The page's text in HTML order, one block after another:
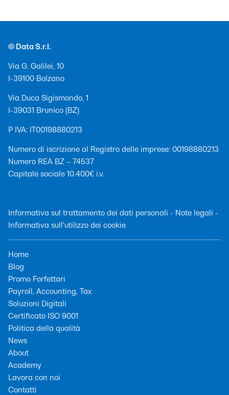
© Data S.r.l.
Via G. Galilei, 10
I-39100 Bolzano
Via Duca Sigismondo, 1
I-39031 Brunico (BZ)
P IVA: IT00198880213
Numero di iscrizione al Registro delle imprese: 00198880213
Numero REA BZ – 74537
Capitale sociale 10.400€ i.v.
Informativa sul trattamento dei dati personali - Note legali -
Informativa sull'utilizzo dei cookie
Home
Blog
Promo Forfettari
Payroll, Accounting, Tax
Soluzioni Digitali
Certificato ISO 9001
Politica della qualità
News
About
Academy
Lavora con noi
Contatti